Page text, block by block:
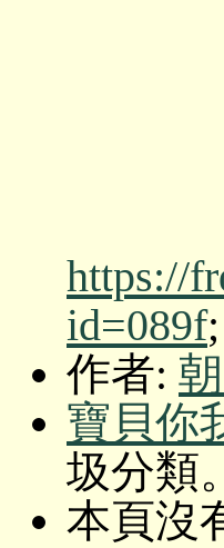
https://
id=089f
作者:
寶貝你
圾分類。
本頁沒